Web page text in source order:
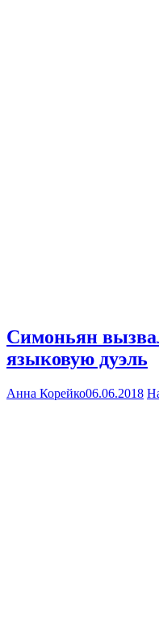
Симоньян
языковую дуэль
Анна Корейко06.06.2018